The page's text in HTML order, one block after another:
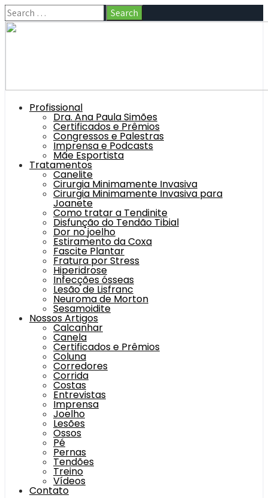
Profissional
Dra. Ana Paula Simões
Certificados e Prêmios
Congressos e Palestras
Imprensa e Podcasts
Mãe Esportista
Tratamentos
Canelite
Cirurgia Minimamente Invasiva
Cirurgia Minimamente Invasiva para
Joanete
Como tratar a Tendinite
Disfunção do Tendão Tibial
Dor no joelho
Estiramento da Coxa
Fascite Plantar
Fratura por Stress
Hiperidrose
Infecções ósseas
Lesão de Lisfranc
Neuroma de Morton
Sesamoidite
Nossos Artigos
Calcanhar
Canela
Certificados e Prêmios
Coluna
Corredores
Corrida
Costas
Entrevistas
Imprensa
Joelho
Lesões
Ossos
Pé
Pernas
Tendões
Treino
Vídeos
Contato